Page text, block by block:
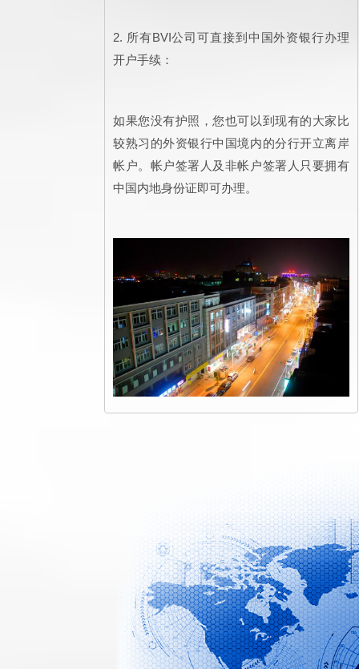
2. 所有BVI公司可直接到中国外资银行办理
开户手续：
如果您没有护照，您也可以到现有的大家比
较熟习的外资银行中国境内的分行开立离岸
帐户。帐户签署人及非帐户签署人只要拥有
中国内地身份证即可办理。